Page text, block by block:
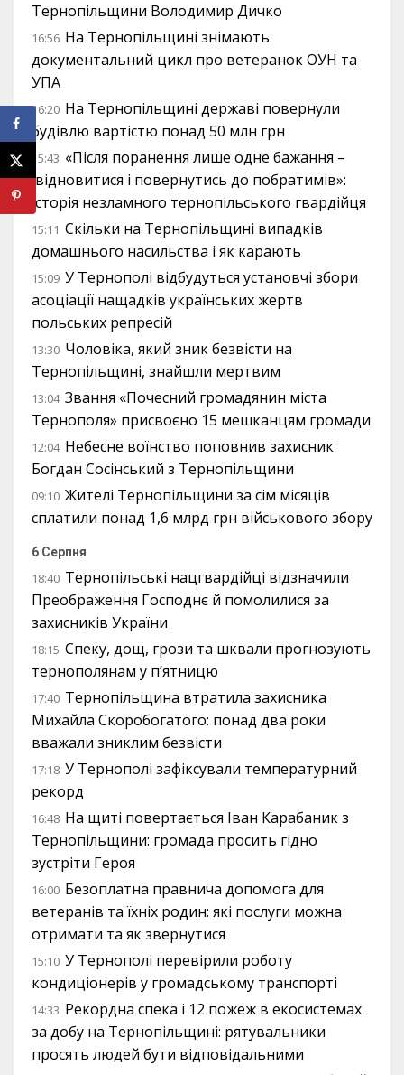
Тернопільщини Володимир Дичко
16:56 На Тернопільщині знімають
документальний цикл про ветеранок ОУН та
УПА
16:20 На Тернопільщині державі повернули
будівлю вартістю понад 50 млн грн
15:43 «Після поранення лише одне бажання –
відновитися і повернутись до побратимів»:
історія незламного тернопільського гвардійця
15:11 Скільки на Тернопільщині випадків
домашнього насильства і як карають
15:09 У Тернополі відбудуться установчі збори
асоціації нащадків українських жертв
польських репресій
13:30 Чоловіка, який зник безвісти на
Тернопільщині, знайшли мертвим
13:04 Звання «Почесний громадянин міста
Тернополя» присвоєно 15 мешканцям громади
12:04 Небесне воїнство поповнив захисник
Богдан Сосінський з Тернопільщини
09:10 Жителі Тернопільщини за сім місяців
сплатили понад 1,6 млрд грн військового збору
6 Серпня
18:40 Тернопільські нацгвардійці відзначили
Преображення Господнє й помолилися за
захисників України
18:15 Спеку, дощ, грози та шквали прогнозують
тернополянам у п’ятницю
17:40 Тернопільщина втратила захисника
Михайла Скоробогатого: понад два роки
вважали зниклим безвісти
17:18 У Тернополі зафіксували температурний
рекорд
16:48 На щиті повертається Іван Карабаник з
Тернопільщини: громада просить гідно
зустріти Героя
16:00 Безоплатна правнича допомога для
ветеранів та їхніх родин: які послуги можна
отримати та як звернутися
15:10 У Тернополі перевірили роботу
кондиціонерів у громадському транспорті
14:33 Рекордна спека і 12 пожеж в екосистемах
за добу на Тернопільщині: рятувальники
просять людей бути відповідальними